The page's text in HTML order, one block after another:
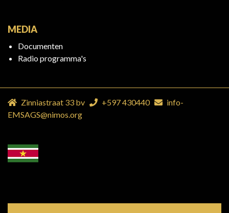
MEDIA
Documenten
Radio programma's
Zinniastraat 33 bv +597 430440
info-
EMSAGS@nimos.org